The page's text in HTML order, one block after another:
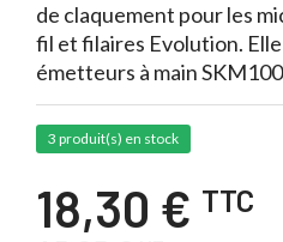
de claquement pour les
fil et filaires Evolution.
émetteurs à main
3 produit(s) en stock
18,30 € TTC